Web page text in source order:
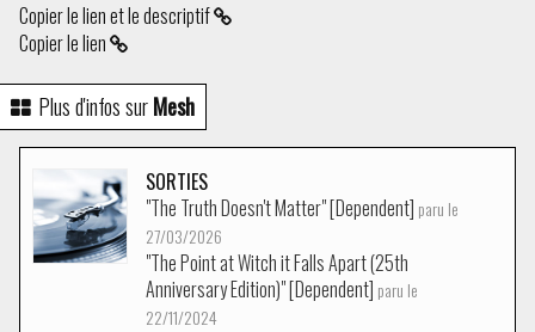
Copier le lien et le descriptif
Copier le lien
Plus d'infos surMesh
SORTIES
"The Truth Doesn't Matter" [Dependent] paru le
27/03/2026
"The Point at Witch it Falls Apart (25th
Anniversary Edition)" [Dependent] paru le
22/11/2024